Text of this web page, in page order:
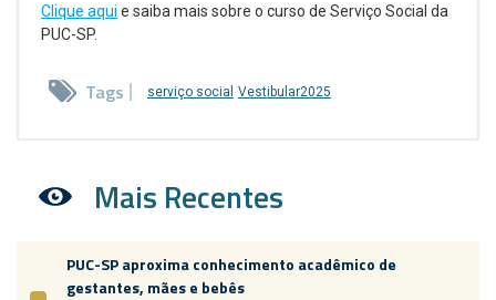
Clique aqui e saiba mais sobre o curso de Serviço Social da
PUC-SP.
Tags serviço social Vestibular2025
Mais Recentes
PUC-SP aproxima conhecimento acadêmico de
gestantes, mães e bebês